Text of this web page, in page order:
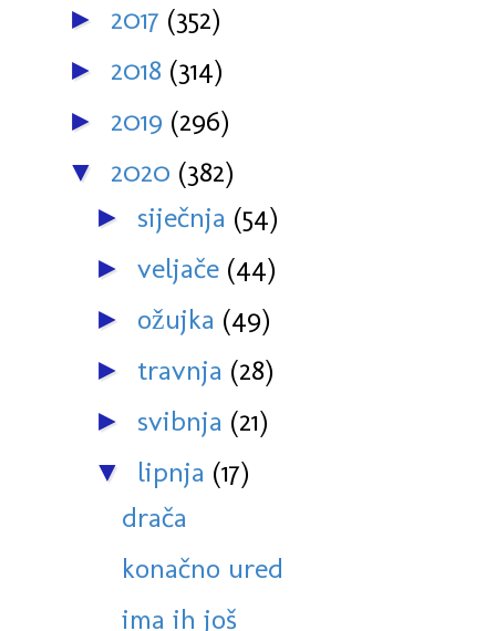
► 2017 (352)
► 2018 (314)
► 2019 (296)
▼ 2020 (382)
► siječnja (54)
► veljače (44)
► ožujka (49)
► travnja (28)
► svibnja (21)
▼ lipnja (17)
drača
konačno ured
ima ih još